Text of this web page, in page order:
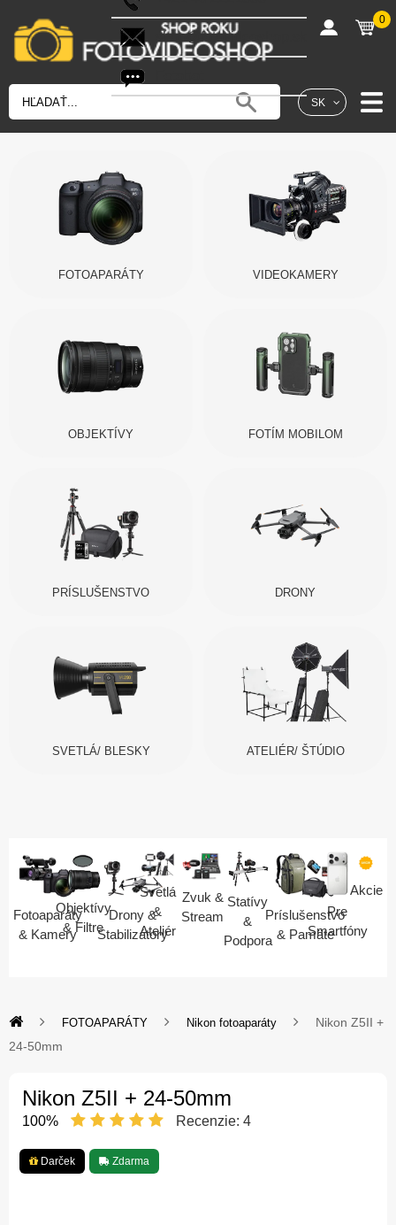
SK
shop@fotovideoshop.sk
0
FOTOAPARÁTY VIDEOKAMERY
OBJEKTÍVY FOTÍM MOBILOM
PRÍSLUŠENSTVO DRONY
SVETLÁ/ BLESKY ATELIÉR/ ŠTÚDIO
Fotoaparáty
& Kamery
Objektívy
& Filtre
Drony &
Stabilizátory
Svetlá
&
Ateliér
Zvuk &
Stream
Statívy
&
Podpora
Príslušenstvo
& Pamäte
Pre
Smartfóny
Akcie
FOTOAPARÁTY Nikon fotoaparáty
Nikon Z5II +
24-50mm
Nikon Z5II + 24-50mm
100% Recenzie: 4
Darček Zdarma